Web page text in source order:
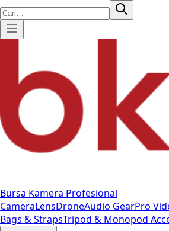
Bursa Kamera Profesional
CameraLensDroneAudio GearPro
Bags & StrapsTripod & Monopod